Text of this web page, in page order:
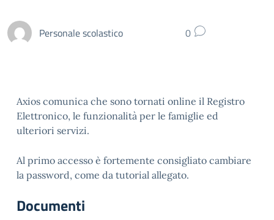
Personale scolastico 0
Axios comunica che sono tornati online il Registro
Elettronico, le funzionalità per le famiglie ed
ulteriori servizi.
Al primo accesso è fortemente consigliato cambiare
la password, come da tutorial allegato.
Documenti